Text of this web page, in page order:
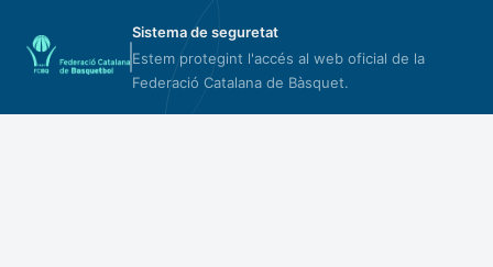
Sistema de seguretat
Estem protegint l'accés al web oficial de la
Federació Catalana de Bàsquet.